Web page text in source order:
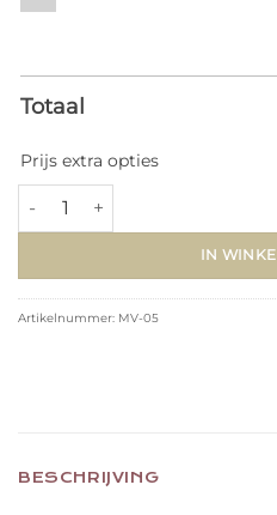
Totaal
Prijs extra opties
Metalen trapspijl MV-05
IN
Artikelnummer: MV-05
BESCHRIJVING